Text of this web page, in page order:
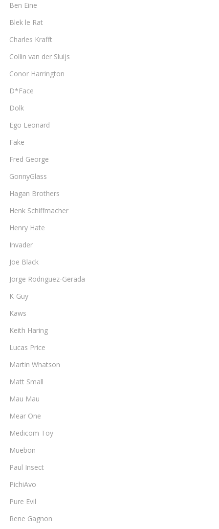
Ben Eine
Blek le Rat
Charles Krafft
Collin van der Sluijs
Conor Harrington
D*Face
Dolk
Ego Leonard
Fake
Fred George
GonnyGlass
Hagan Brothers
Henk Schiffmacher
Henry Hate
Invader
Joe Black
Jorge Rodriguez-Gerada
K-Guy
Kaws
Keith Haring
Lucas Price
Martin Whatson
Matt Small
Mau Mau
Mear One
Medicom Toy
Muebon
Paul Insect
PichiAvo
Pure Evil
Rene Gagnon